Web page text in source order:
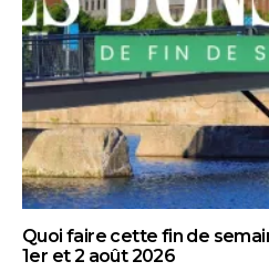
Quoi faire cette fin de
1er et 2 août 2026